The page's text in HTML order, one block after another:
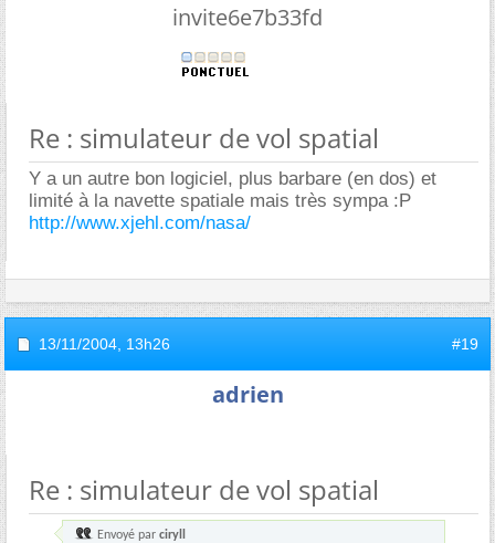
invite6e7b33fd
Re : simulateur de vol spatial
Y a un autre bon logiciel, plus barbare (en dos) et
limité à la navette spatiale mais très sympa :P
http://www.xjehl.com/nasa/
13/11/2004, 13h26 #19
adrien
Re : simulateur de vol spatial
Envoyé par ciryll